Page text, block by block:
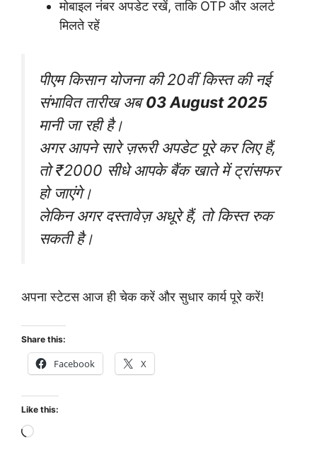
मोबाइल नंबर अपडेट रखें, ताकि OTP और अलर्ट
मिलते रहें
पीएम किसान योजना की 20वीं किस्त की नई
संभावित तारीख अब03 August 2025
मानी जा रही है।
अगर आपने सारे ज़रूरी अपडेट पूरे कर लिए हैं,
तो ₹2000 सीधे आपके बैंक खाते में ट्रांसफर
हो जाएंगे।
लेकिन अगर दस्तावेज़ अधूरे हैं, तो किस्त रुक
सकती है।
अपना स्टेटस आज ही चेक करें और सुधार कार्य पूरे करें!
Share this:
Facebook X
Like this:
Loading…